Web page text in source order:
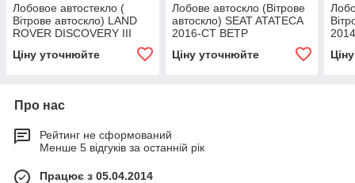
Лобовое автостекло (
Вітрове автоскло) LAND
ROVER DISCOVERY III
ЭО+VIN+УО
Ціну уточнюйте
Лобове автоскло (Вітрове
автоскло) SEAT ATATECA
2016-СТ ВЕТР
Ціну уточнюйте
Про нас
Рейтинг не сформований
Менше 5 відгуків за останній рік
Працює з 05.04.2014